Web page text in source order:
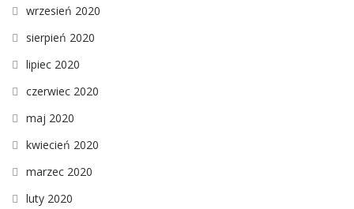
wrzesień 2020
sierpień 2020
lipiec 2020
czerwiec 2020
maj 2020
kwiecień 2020
marzec 2020
luty 2020